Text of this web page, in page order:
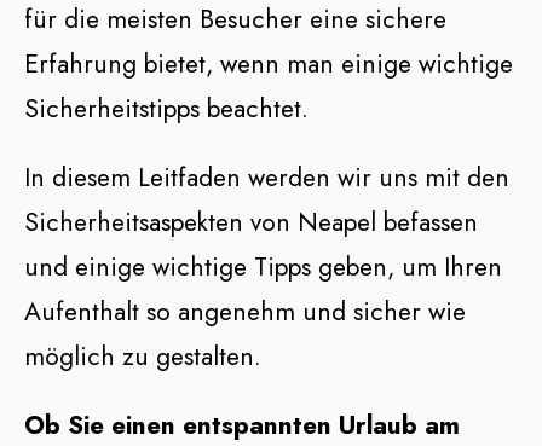
für die meisten Besucher eine sichere
Erfahrung bietet, wenn man einige wichtige
Sicherheitstipps beachtet.
In diesem Leitfaden werden wir uns mit den
Sicherheitsaspekten von Neapel befassen
und einige wichtige Tipps geben, um Ihren
Aufenthalt so angenehm und sicher wie
möglich zu gestalten.
Ob Sie einen entspannten Urlaub am